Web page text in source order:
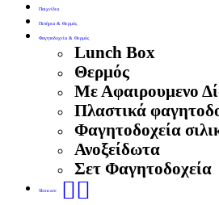
Παιχνίδια
Ποτήρια & Θερμός
Φαγητοδοχεία & Θερμός
Lunch Box
Θερμός
Με Αφαιρουμενο
Πλαστικά
Φαγητοδοχεία
Ανοξείδωτα
Σετ Φαγητοδοχεία
Skincare 🧖‍♀️